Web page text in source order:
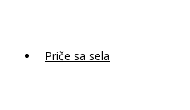
Priče sa sela